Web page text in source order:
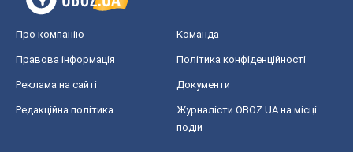
Про компанію Команда
Правова інформація Політика конфіденційності
Реклама на сайті Документи
Редакційна політика
Журналісти OBOZ.UA на місці
подій